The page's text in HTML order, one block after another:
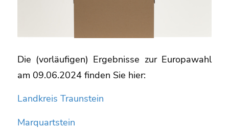
Die (vorläufigen) Ergebnisse zur Europawahl
am 09.06.2024 finden Sie hier:
Landkreis Traunstein
Marquartstein